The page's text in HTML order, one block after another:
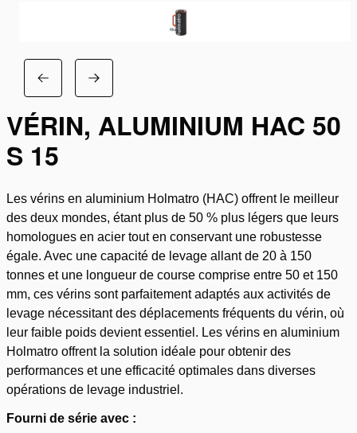
VÉRIN, ALUMINIUM HAC 50
S 15
Les vérins en aluminium Holmatro (HAC) offrent le meilleur
des deux mondes, étant plus de 50 % plus légers que leurs
homologues en acier tout en conservant une robustesse
égale. Avec une capacité de levage allant de 20 à 150
tonnes et une longueur de course comprise entre 50 et 150
mm, ces vérins sont parfaitement adaptés aux activités de
levage nécessitant des déplacements fréquents du vérin, où
leur faible poids devient essentiel. Les vérins en aluminium
Holmatro offrent la solution idéale pour obtenir des
performances et une efficacité optimales dans diverses
opérations de levage industriel.
Fourni de série avec :